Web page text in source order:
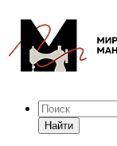
Найти